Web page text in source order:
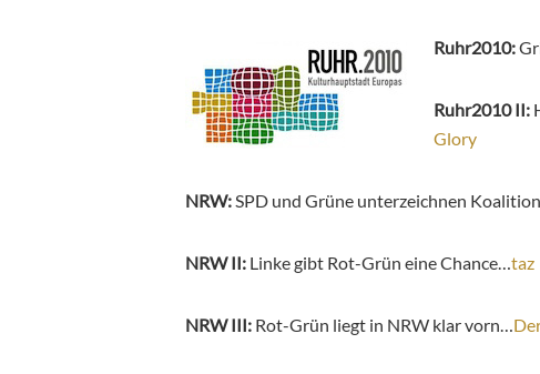
Ruhr2010:
Ruhr2010 II:
Glory
NRW: SPD und Grüne unterzeichnen
NRW II: Linke gibt Rot-Grün eine Chance… taz
NRW III: Rot-Grün liegt in NRW klar vorn…